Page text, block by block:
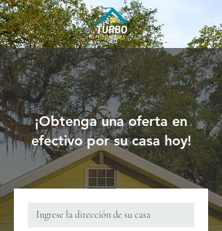
¡Obtenga una oferta en
efectivo por su casa hoy!